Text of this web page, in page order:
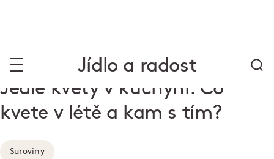
Jídlo a radost
Jedlé květy v kuchyni: Co
kvete v létě a kam s tím?
Suroviny